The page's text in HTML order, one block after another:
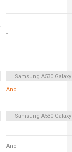
-
-
-
Samsung A530 Galaxy
Ano
Samsung A530 Galaxy
-
Ano